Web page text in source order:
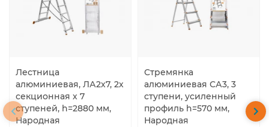
Лестница
алюминиевая, ЛА2х7, 2х
секционная х 7
ступеней, h=2880 мм,
Народная
Стремянка
алюминиевая СА3, 3
ступени, усиленный
профиль h=570 мм,
Народная